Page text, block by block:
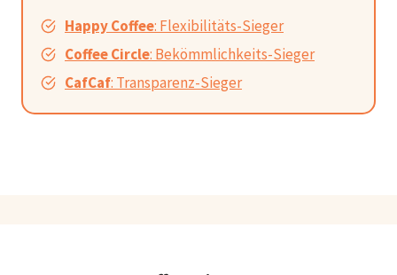
Happy Coffee: Flexibilitäts-Sieger
Coffee Circle: Bekömmlichkeits-Sieger
CafCaf: Transparenz-Sieger